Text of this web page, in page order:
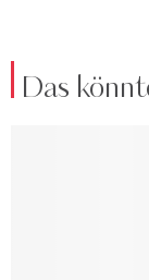
Das